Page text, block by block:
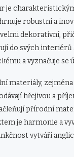
robustní a
dekorativní,
do svých
a vyznačuje
materiály,
hřejivou a
přírodní
je harmonie a
vytváří